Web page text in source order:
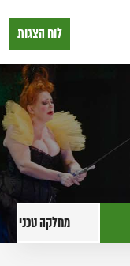
לוח הצגות
מחלקה טכנית